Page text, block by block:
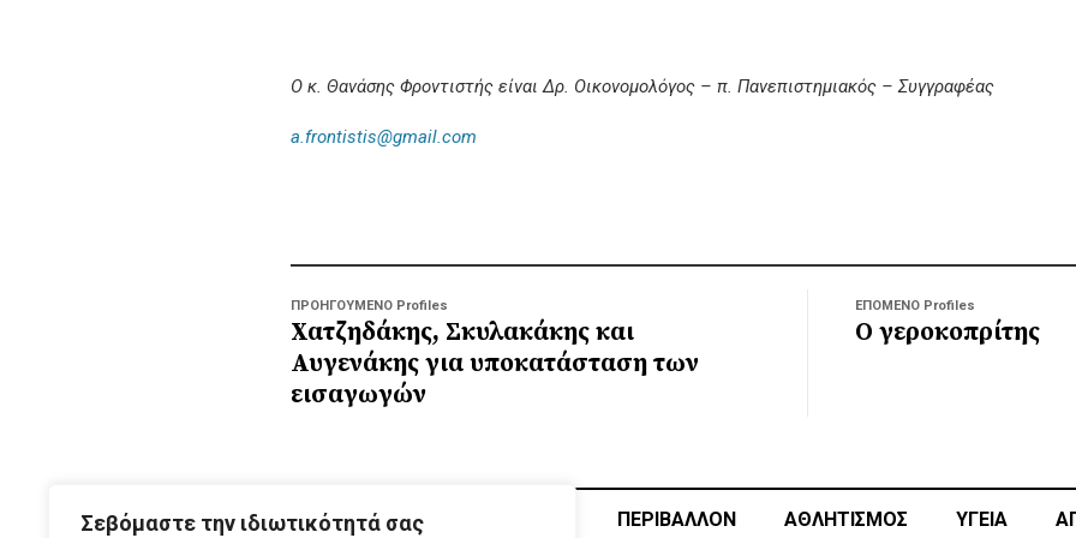
Σεβόμαστε την ιδιωτικότητά σας
Ο κ. Θανάσης Φροντιστής είναι Δρ. Οικονομολόγος – π. Πανεπιστημιακός – Συγγραφέας
a.frontistis@gmail.com
ΠΡΟΗΓΟΥΜΕΝΟ Profiles
Χατζηδάκης, Σκυλακάκης και
Αυγενάκης για υποκατάσταση των
εισαγωγών
ΕΠΟΜΕΝΟ Profiles
Ο γεροκοπρίτης
ΠΕΡΙΒΑΛΛΟΝ ΑΘΛΗΤΙΣΜΌΣ ΥΓΕΙΑ